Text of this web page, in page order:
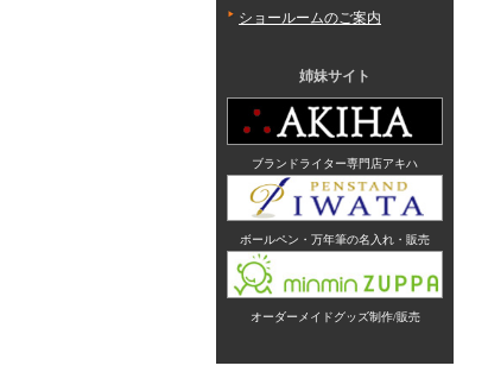
ショールームのご案内
姉妹サイト
ブランドライター専門店アキハ
ボールペン・万年筆の名入れ・販売
オーダーメイドグッズ制作/販売